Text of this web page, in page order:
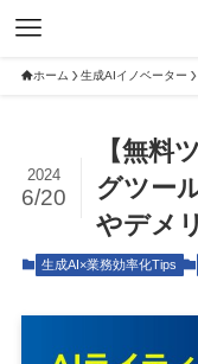
ホーム 生成AIイノベーター
【無料
グツー
やデメ
2024
6/20
生成AI×業務効率化Tips